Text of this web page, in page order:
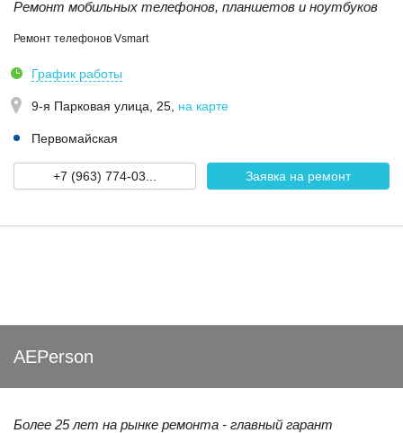
Ремонт мобильных телефонов, планшетов и ноутбуков
Ремонт телефонов Vsmart
График работы
9-я Парковая улица, 25 на карте
Первомайская
+7 (963) 774-03... Заявка на ремонт
AEPerson
Более 25 лет на рынке ремонта - главный гарант